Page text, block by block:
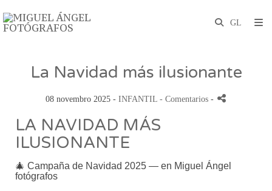
La Navidad más ilusionante
08 novembro 2025 - INFANTIL - Comentarios -
LA NAVIDAD MÁS
ILUSIONANTE
🎄 Campaña de Navidad 2025 — en Miguel Ángel
fotógrafos